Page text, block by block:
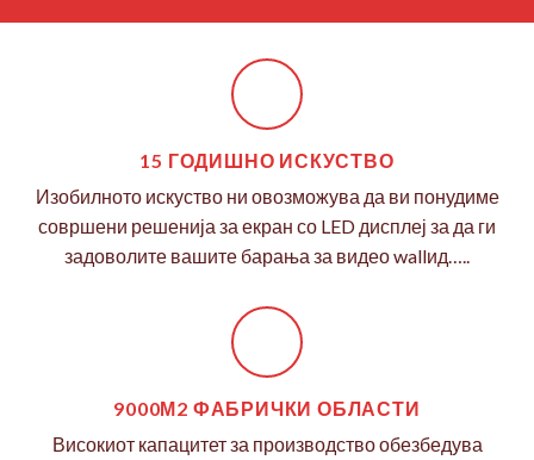
15 ГОДИШНО ИСКУСТВО
Изобилното искуство ни овозможува да ви понудиме
совршени решенија за екран со LED дисплеј за да ги
задоволите вашите барања за видео wallид…..
9000М2 ФАБРИЧКИ ОБЛАСТИ
Високиот капацитет за производство обезбедува